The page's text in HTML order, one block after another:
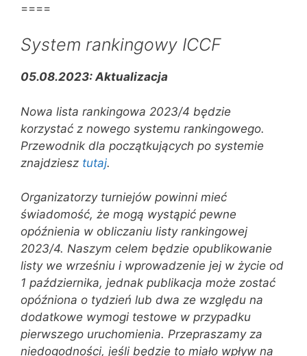
====
System rankingowy ICCF
05.08.2023: Aktualizacja
Nowa lista rankingowa 2023/4 będzie
korzystać z nowego systemu rankingowego.
Przewodnik dla początkujących po systemie
znajdziesz tutaj.
Organizatorzy turniejów powinni mieć
świadomość, że mogą wystąpić pewne
opóźnienia w obliczaniu listy rankingowej
2023/4. Naszym celem będzie opublikowanie
listy we wrześniu i wprowadzenie jej w życie od
1 października, jednak publikacja może zostać
opóźniona o tydzień lub dwa ze względu na
dodatkowe wymogi testowe w przypadku
pierwszego uruchomienia. Przepraszamy za
niedogodności, jeśli będzie to miało wpływ na